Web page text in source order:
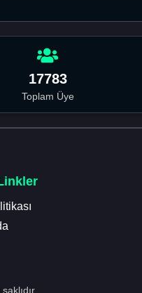
17783
Toplam Üye